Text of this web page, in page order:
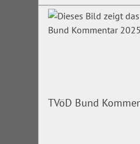
TVöD Bund